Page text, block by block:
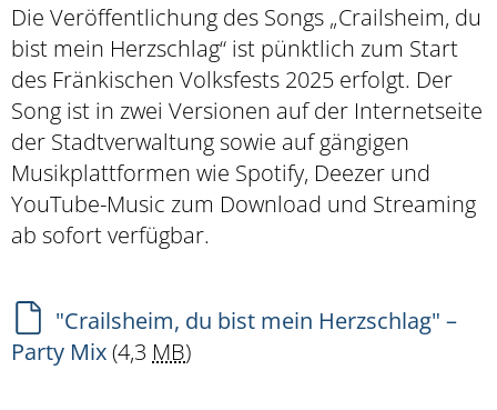
Die Veröffentlichung des Songs „Crailsheim, du
bist mein Herzschlag“ ist pünktlich zum Start
des Fränkischen Volksfests 2025 erfolgt. Der
Song ist in zwei Versionen auf der Internetseite
der Stadtverwaltung sowie auf gängigen
Musikplattformen wie Spotify, Deezer und
YouTube-Music zum Download und Streaming
ab sofort verfügbar.
"Crailsheim, du bist mein Herzschlag" –
Party Mix(4,3 MB)